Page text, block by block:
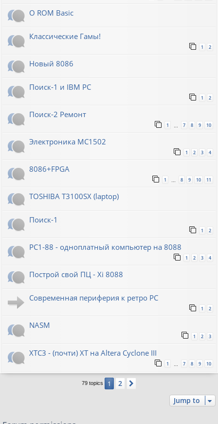
О ROM Basic
Классические Гамы!
1 2
Новый 8086
Поиск-1 и IBM PC
1 2
Поиск-2 Ремонт
1 7 8 9 10
Электроника МС1502
1 2 3 4
8086+FPGA
1 … 8 9 10 11
TOSHIBA T3100SX (laptop)
Поиск-1
1 2
PC1-88 - одноплатный компьютер на 8088
1 2 3 4
Построй свой ПЦ - Xi 8088
Современная периферия к ретро PC
1 2
NASM
1 2 3
XTC3 - (почти) XT на Altera Cyclone III
1 7 8 9 10
79 topics 1 2
Jump to